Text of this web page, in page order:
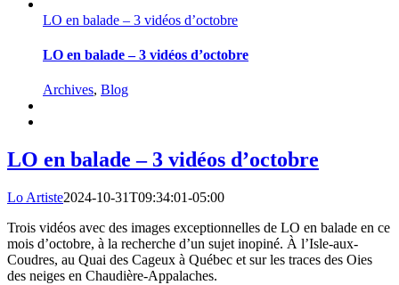
LO en balade – 3 vidéos d’octobre
LO en balade – 3 vidéos d’octobre
Archives, Blog
LO en balade – 3 vidéos d’octobre
Lo Artiste2024-10-31T09:34:01-05:00
Trois vidéos avec des images exceptionnelles de LO en balade en ce
mois d’octobre, à la recherche d’un sujet inopiné. À l’Isle-aux-
Coudres, au Quai des Cageux à Québec et sur les traces des Oies
des neiges en Chaudière-Appalaches.